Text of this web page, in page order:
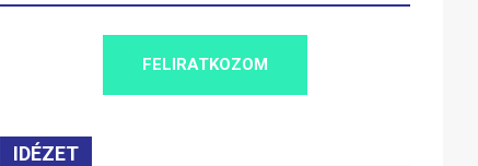
FELIRATKOZOM
IDÉZET